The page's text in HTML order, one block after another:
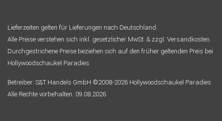
Lieferzeiten gelten für Lieferungen nach Deutschland.
Alle Preise verstehen sich inkl. gesetzlicher MwSt. & zzgl. Versandkosten.
Durchgestrichene Preise beziehen sich auf den früher geltenden Preis bei
Hollywoodschaukel Paradies
Betreiber: S&T Handels GmbH ©2008-2026 Hollywoodschaukel Paradies
Alle Rechte vorbehalten. 09.08.2026